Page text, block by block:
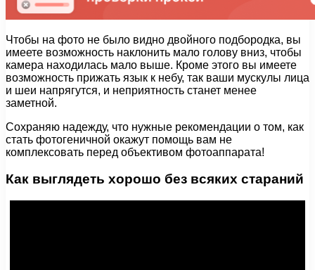
Чтобы на фото не было видно двойного подбородка, вы
имеете возможность наклонить мало голову вниз, чтобы
камера находилась мало выше. Кроме этого вы имеете
возможность прижать язык к небу, так ваши мускулы лица
и шеи напрягутся, и неприятность станет менее
заметной.
Сохраняю надежду, что нужные рекомендации о том, как
стать фотогеничной окажут помощь вам не
комплексовать перед объективом фотоаппарата!
Как выглядеть хорошо без всяких стараний